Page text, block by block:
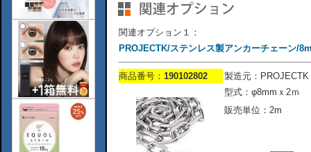
関連オプション１：
PROJECTK/ステンレス製アンカーチェーン/
商品番号： 190102802
製造元：PROJECTK
型式：φ8mmｘ2ｍ
販売単位：2m